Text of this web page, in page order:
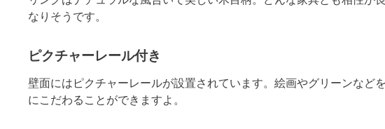
なりそうです。
ピクチャーレール付き
壁面にはピクチャーレールが設置されています。絵画やグリーンなど
にこだわることができますよ。